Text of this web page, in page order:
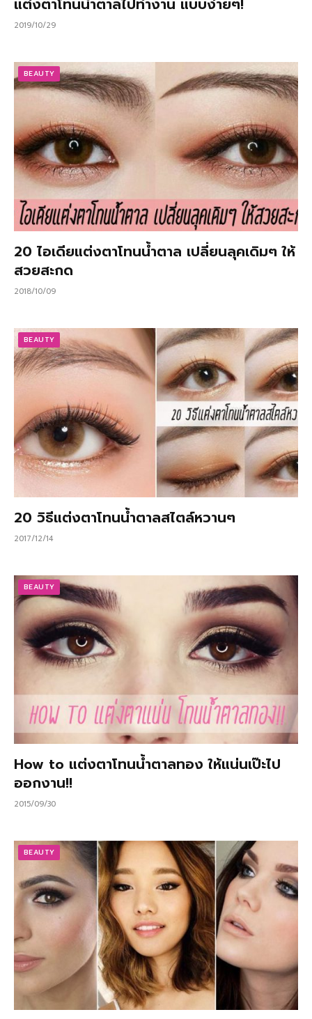
2019/10/29
BEAUTY
20 ไอเดียแต่งตาโทนน้ำตาล เปลี่ยนลุคเดิมๆ ให้
สวยสะกด
2018/10/09
BEAUTY
20 วิธีแต่งตาโทนน้ำตาลสไตล์หวานๆ
2017/12/14
BEAUTY
How to แต่งตาโทนน้ำตาลทอง ให้แน่นเป๊ะไป
ออกงาน!!
2015/09/30
BEAUTY